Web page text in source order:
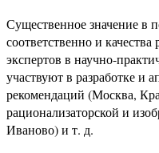
Существенное значение в
соответственно и
экспертов в научно-
участвуют в разработке и
рекомендаций (Москва,
рационализаторской и
Иваново) и т. д.